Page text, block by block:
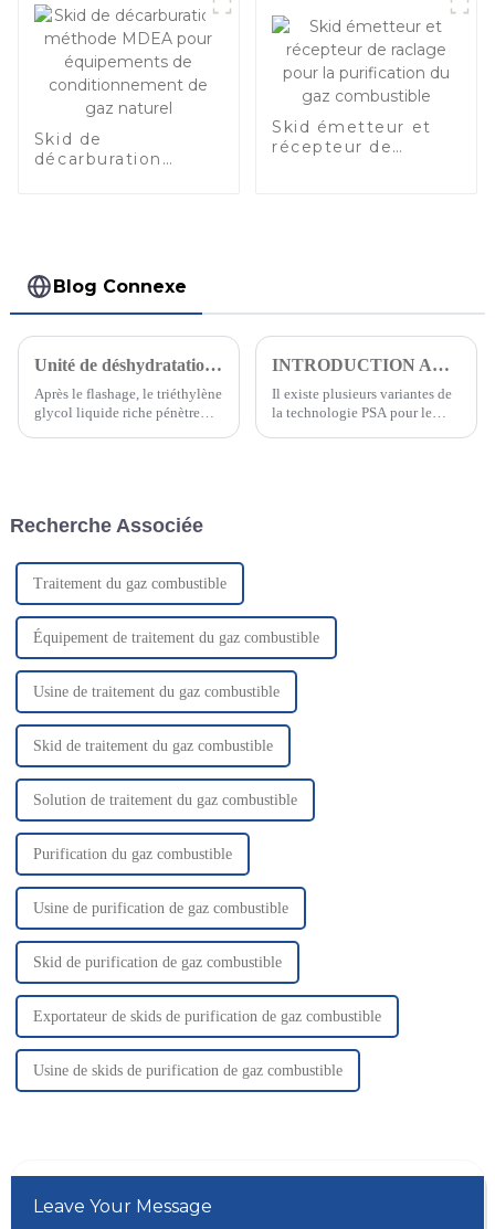
Skid de
décarburation
Skid émetteur et
récepteur de
Blog Connexe
Unité de déshydratation du triéthylène glycol pour le traitement du gaz naturel （2）
Après le flashage, le triéthylène
glycol liquide riche pénètre
INTRODUCTION AU PROCÉDÉ DE DÉCARBONISATION PSA POUR LE TRAITEMENT DU GAZ NATUREL (2)
Il existe plusieurs variantes de
la technologie PSA pour le
Recherche Associée
Traitement du gaz combustible
Équipement de traitement du gaz combustible
Usine de traitement du gaz combustible
Skid de traitement du gaz combustible
Solution de traitement du gaz combustible
Purification du gaz combustible
Usine de purification de gaz combustible
Skid de purification de gaz combustible
Exportateur de skids de purification de gaz combustible
Usine de skids de purification de gaz combustible
Leave Your Message